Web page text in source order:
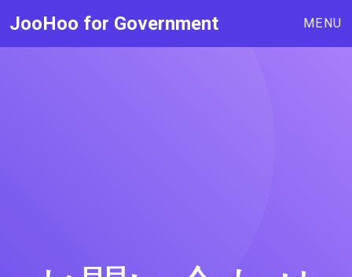
JooHoo for Government MENU